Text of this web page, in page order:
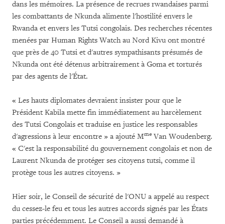
dans les mémoires. La présence de recrues rwandaises parmi
les combattants de Nkunda alimente l'hostilité envers le
Rwanda et envers les Tutsi congolais. Des recherches récentes
menées par Human Rights Watch au Nord Kivu ont montré
que près de 40 Tutsi et d'autres sympathisants présumés de
Nkunda ont été détenus arbitrairement à Goma et torturés
par des agents de l'État.
« Les hauts diplomates devraient insister pour que le
Président Kabila mette fin immédiatement au harcèlement
des Tutsi Congolais et traduise en justice les responsables
d'agressions à leur encontre » a ajouté Mme Van Woudenberg.
« C'est la responsabilité du gouvernement congolais et non de
Laurent Nkunda de protéger ses citoyens tutsi, comme il
protège tous les autres citoyens. »
Hier soir, le Conseil de sécurité de l'ONU a appelé au respect
du cessez-le feu et tous les autres accords signés par les États
parties précédemment. Le Conseil a aussi demandé à